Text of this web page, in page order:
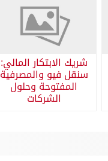
شريك الابتكار المالي:
سنقل فيو والمصرفية
المفتوحة وحلول
الشركات